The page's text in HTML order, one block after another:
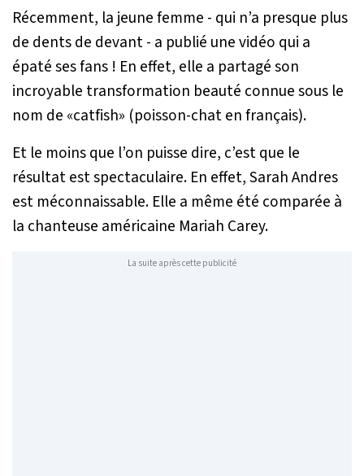
Récemment, la jeune femme - qui n’a presque plus
de dents de devant - a publié une vidéo qui a
épaté ses fans ! En effet, elle a partagé son
incroyable transformation beauté connue sous le
nom de «catfish» (poisson-chat en français).
Et le moins que l’on puisse dire, c’est que le
résultat est spectaculaire. En effet, Sarah Andres
est méconnaissable. Elle a même été comparée à
la chanteuse américaine Mariah Carey.
La suite après cette publicité